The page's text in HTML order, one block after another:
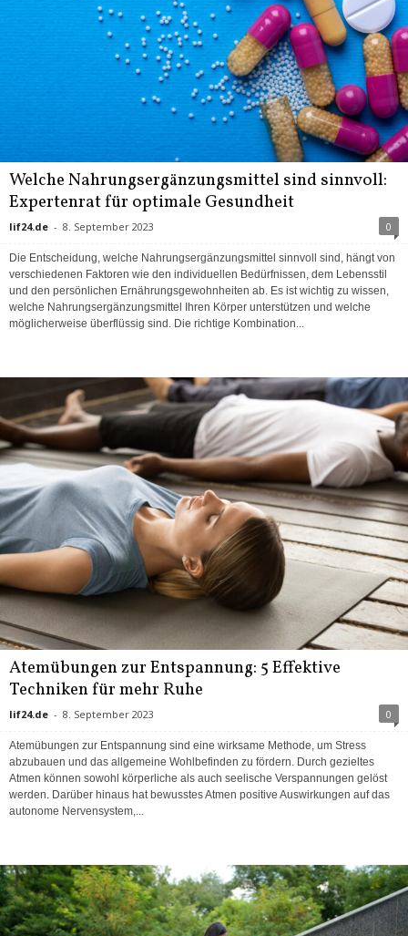
Welche Nahrungsergänzungsmittel sind sinnvoll:
Expertenrat für optimale Gesundheit
lif24.de - 8. September 2023 0
Die Entscheidung, welche Nahrungsergänzungsmittel sinnvoll sind, hängt von
verschiedenen Faktoren wie den individuellen Bedürfnissen, dem Lebensstil
und den persönlichen Ernährungsgewohnheiten ab. Es ist wichtig zu wissen,
welche Nahrungsergänzungsmittel Ihren Körper unterstützen und welche
möglicherweise überflüssig sind. Die richtige Kombination...
Atemübungen zur Entspannung: 5 Effektive
Techniken für mehr Ruhe
lif24.de - 8. September 2023 0
Atemübungen zur Entspannung sind eine wirksame Methode, um Stress
abzubauen und das allgemeine Wohlbefinden zu fördern. Durch gezieltes
Atmen können sowohl körperliche als auch seelische Verspannungen gelöst
werden. Darüber hinaus hat bewusstes Atmen positive Auswirkungen auf das
autonome Nervensystem,...